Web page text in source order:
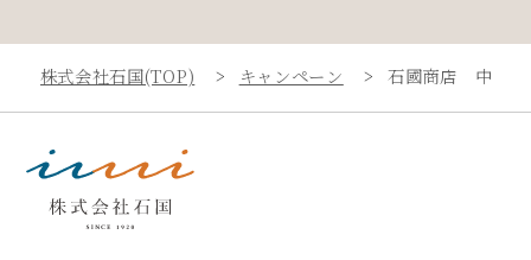
株式会社石国(TOP) キャンペーン 石國商店 中野マ